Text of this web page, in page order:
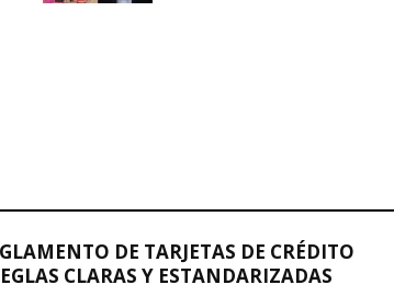
DE TARJETAS DE CRÉDITO
CLARAS Y ESTANDARIZADAS